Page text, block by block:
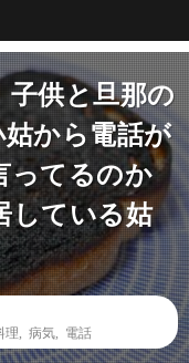
供と旦那の
から電話が
ってるのか
している姑
理 病気 電話